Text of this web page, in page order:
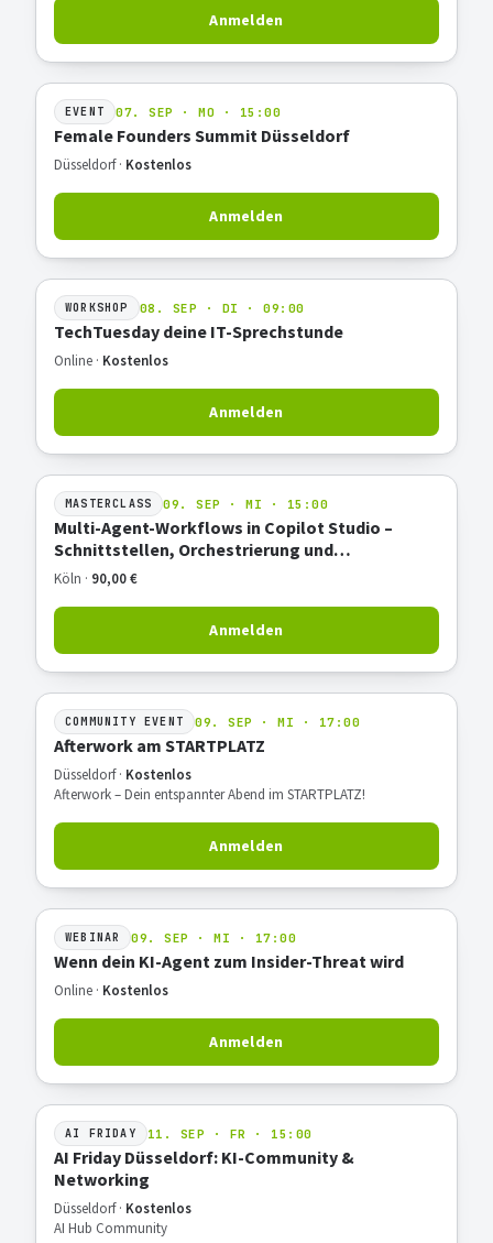
Anmelden
EVENT 07. SEP · MO · 15:00
Female Founders Summit Düsseldorf
Düsseldorf · Kostenlos
Anmelden
WORKSHOP 08. SEP · DI · 09:00
TechTuesday deine IT-Sprechstunde
Online · Kostenlos
Anmelden
MASTERCLASS 09. SEP · MI · 15:00
Multi-Agent-Workflows in Copilot Studio –
Schnittstellen, Orchestrierung und
Praxisbeispiel
Köln · 90,00 €
Anmelden
COMMUNITY EVENT 09. SEP · MI · 17:00
Afterwork am STARTPLATZ
Düsseldorf · Kostenlos
Afterwork – Dein entspannter Abend im STARTPLATZ!
Anmelden
WEBINAR 09. SEP · MI · 17:00
Wenn dein KI-Agent zum Insider-Threat wird
Online · Kostenlos
Anmelden
AI FRIDAY 11. SEP · FR · 15:00
AI Friday Düsseldorf: KI-Community &
Networking
Düsseldorf · Kostenlos
AI Hub Community